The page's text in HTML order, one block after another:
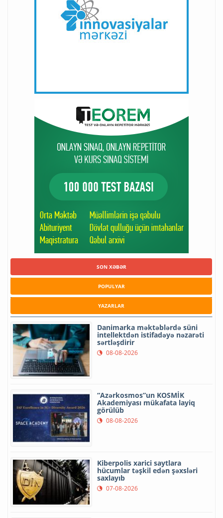
SON XƏBƏR
POPULYAR
YAZARLAR
Danimarka məktəblərdə süni
intellektdən istifadəyə nəzarəti
sərtləşdirir
08-08-2026
“Azərkosmos”un KOSMİK
Akademiyası mükafata layiq
görülüb
08-08-2026
Kiberpolis xarici saytlara
hücumlar təşkil edən şəxsləri
saxlayıb
07-08-2026